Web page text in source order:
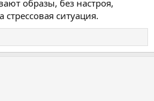
образы, без настроя,
ситуация.